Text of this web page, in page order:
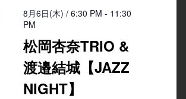
8月6日(木) / 6:30 PM - 11:30
PM
松岡杏奈TRIO &
渡邉結城【JAZZ
NIGHT】